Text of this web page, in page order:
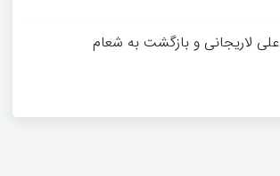
علی لاریجانی و بازگشت به شعام